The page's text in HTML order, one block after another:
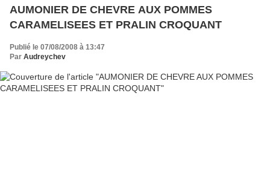
AUMONIER DE CHEVRE AUX POMMES
CARAMELISEES ET PRALIN CROQUANT
Publié le 07/08/2008 à 13:47
Par Audreychev